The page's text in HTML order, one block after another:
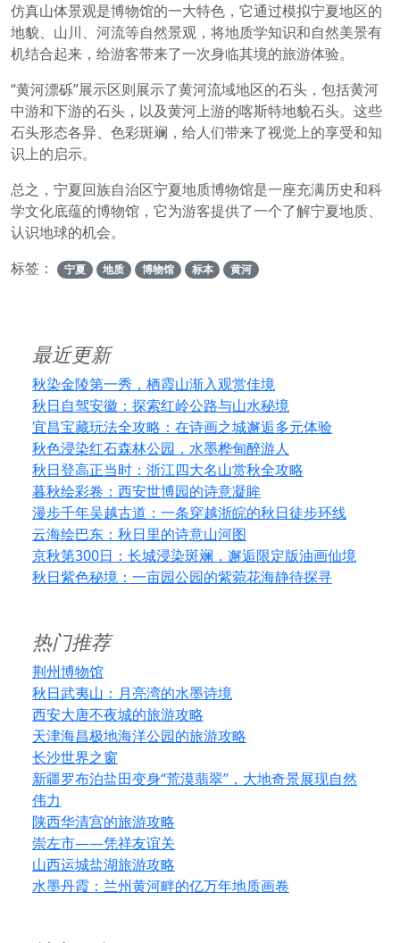
仿真山体景观是博物馆的一大特色，它通过模拟宁夏地区的
地貌、山川、河流等自然景观，将地质学知识和自然美景有
机结合起来，给游客带来了一次身临其境的旅游体验。
“黄河漂砾”展示区则展示了黄河流域地区的石头，包括黄河
中游和下游的石头，以及黄河上游的喀斯特地貌石头。这些
石头形态各异、色彩斑斓，给人们带来了视觉上的享受和知
识上的启示。
总之，宁夏回族自治区宁夏地质博物馆是一座充满历史和科
学文化底蕴的博物馆，它为游客提供了一个了解宁夏地质、
认识地球的机会。
标签：
宁夏 地质 博物馆 标本 黄河
最近更新
秋染金陵第一秀，栖霞山渐入观赏佳境
秋日自驾安徽：探索红岭公路与山水秘境
宜昌宝藏玩法全攻略：在诗画之城邂逅多元体验
秋色浸染红石森林公园，水墨桦甸醉游人
秋日登高正当时：浙江四大名山赏秋全攻略
暮秋绘彩卷：西安世博园的诗意凝眸
漫步千年吴越古道：一条穿越浙皖的秋日徒步环线
云海绘巴东：秋日里的诗意山河图
京秋第300日：长城浸染斑斓，邂逅限定版油画仙境
秋日紫色秘境：一亩园公园的紫菀花海静待探寻
热门推荐
荆州博物馆
秋日武夷山：月亮湾的水墨诗境
西安大唐不夜城的旅游攻略
天津海昌极地海洋公园的旅游攻略
长沙世界之窗
新疆罗布泊盐田变身“荒漠翡翠”，大地奇景展现自然
伟力
陕西华清宫的旅游攻略
崇左市——凭祥友谊关
山西运城盐湖旅游攻略
水墨丹霞：兰州黄河畔的亿万年地质画卷